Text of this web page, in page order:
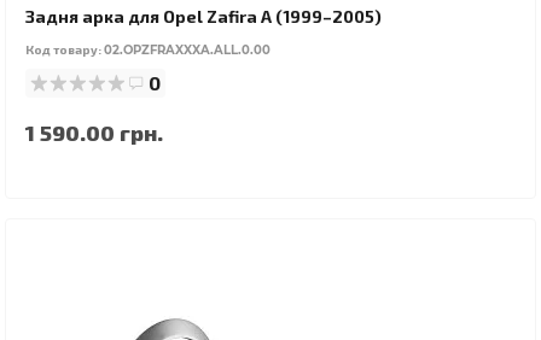
Задня арка для Opel Zafira A (1999–2005)
Код товару:02.OPZFRAXXXA.ALL.0.00
0
1 590.00 грн.